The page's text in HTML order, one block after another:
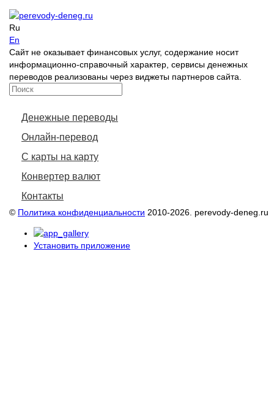
Ru
En
Сайт не оказывает финансовых услуг, содержание носит
информационно-справочный характер, сервисы денежных
переводов реализованы через виджеты партнеров сайта.
Денежные переводы
Онлайн-перевод
С карты на карту
Конвертер валют
Контакты
© Политика конфиденциальности 2010-2026. perevody-deneg.ru
Установить приложение